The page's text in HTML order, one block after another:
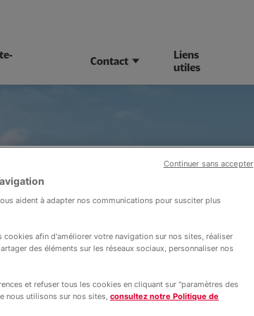
Contact
Liens
utiles
aident à adapter nos communications pour susciter plus
afin d'améliorer votre navigation sur nos sites, réaliser
des éléments sur les réseaux sociaux, personnaliser nos
et refuser tous les cookies en cliquant sur "paramètres des
nous utilisons sur nos sites, consultez notre Politique de
Continuer sans accepter